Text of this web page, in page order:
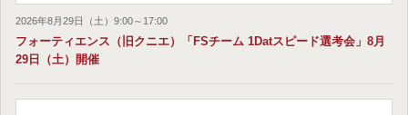
2026年8月29日（土）9:00～17:00
フォーティエンス（旧クニエ）「FSチーム 1Datスピード選考会」8月
29日（土）開催